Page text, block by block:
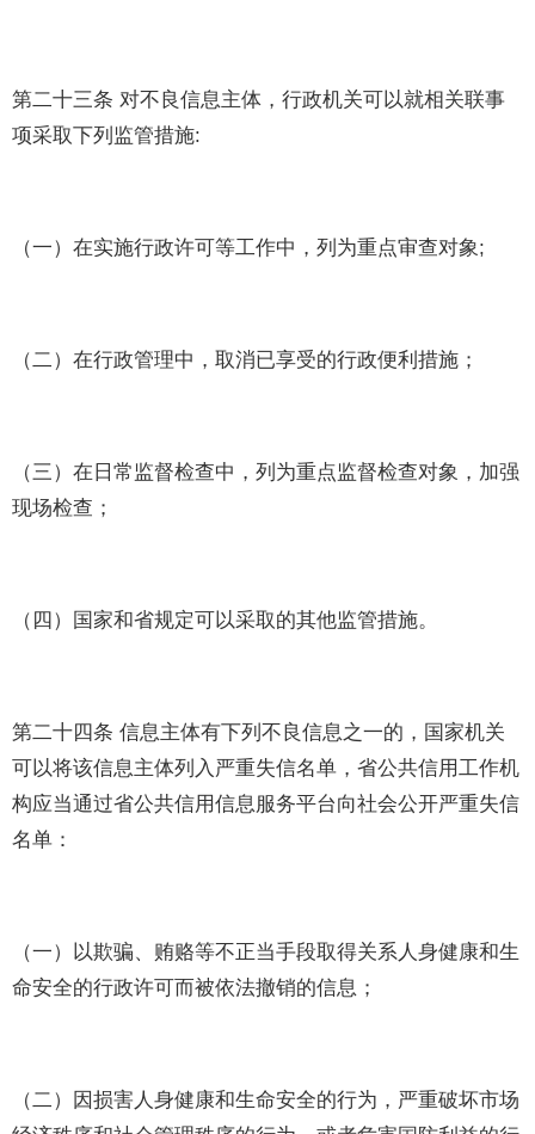
第二十三条 对不良信息主体，行政机关可以就相关联事
项采取下列监管措施:
（一）在实施行政许可等工作中，列为重点审查对象;
（二）在行政管理中，取消已享受的行政便利措施；
（三）在日常监督检查中，列为重点监督检查对象，加强
现场检查；
（四）国家和省规定可以采取的其他监管措施。
第二十四条 信息主体有下列不良信息之一的，国家机关
可以将该信息主体列入严重失信名单，省公共信用工作机
构应当通过省公共信用信息服务平台向社会公开严重失信
名单：
（一）以欺骗、贿赂等不正当手段取得关系人身健康和生
命安全的行政许可而被依法撤销的信息；
（二）因损害人身健康和生命安全的行为，严重破坏市场